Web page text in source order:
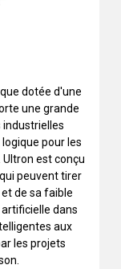
dotée d'une
une grande
industrielles
pour les
est conçu
peuvent tirer
de sa faible
dans
aux
les projets